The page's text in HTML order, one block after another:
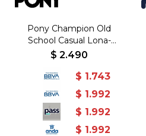
Pony Champion Old
School Casual Lona-
Gamuza Gris-Negro - Gris-
$ 2.490
$ 1.743
$ 1.992
$ 1.992
$ 1.992